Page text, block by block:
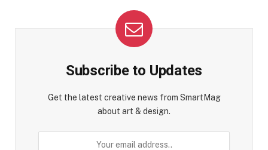
Subscribe to Updates
Get the latest creative news from SmartMag
about art & design.